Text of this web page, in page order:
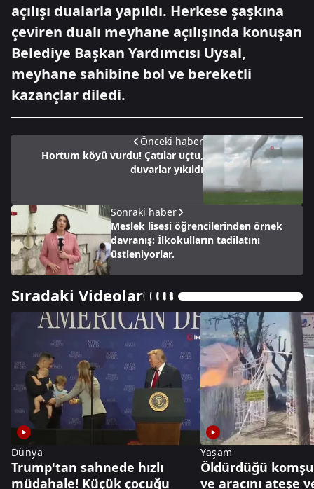
açılışı dualarla yapıldı. Herkese şaşkına
çeviren dualı meyhane açılışında konuşan
Belediye Başkan Yardımcısı Uysal,
meyhane sahibine bol ve bereketli
kazançlar diledi.
Önceki haber
Hortum köyü vurdu! Çatılar uçtu,
duvarlar yıkıldı
Sonraki haber
Meslek lisesi öğrencilerinden örnek
davranış: İlkokulların tadilatını
üstleniyorlar.
Sıradaki Videolar
Dünya
Trump'tan sahnede hızlı
müdahale! Küçük çocuğu
Yaşam
Öldürdüğü
ve aracını ateşe